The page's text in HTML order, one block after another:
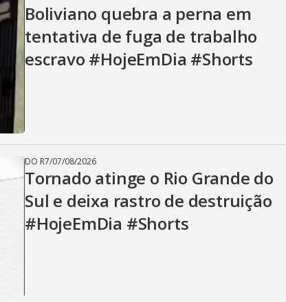
i
d
e
o
Boliviano quebra a perna em
tentativa de fuga de trabalho
escravo #HojeEmDia #Shorts
DO R7/07/08/2026
Tornado atinge o Rio Grande do
Sul e deixa rastro de destruição
#HojeEmDia #Shorts